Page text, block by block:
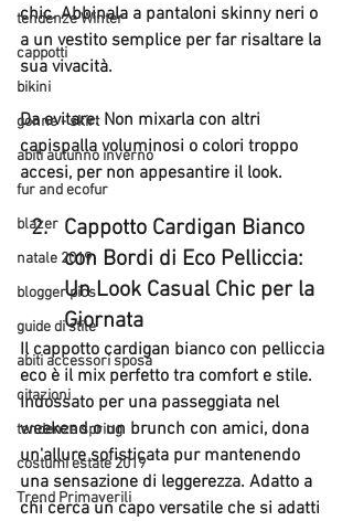
tendenze Winter
cappotti
bikini
gonne - skirt
abiti autunno inverno
fur and ecofur
blazer
natale 2019
blogger pics
guide di stile
abiti accessori sposa
citazioni
tendenze spring
costumi estate 2019
Trend Primaverili
chic. Abbinala a pantaloni skinny neri o
a un vestito semplice per far risaltare la
sua vivacità.
Da evitare: Non mixarla con altri
capispalla voluminosi o colori troppo
accesi, per non appesantire il look.
Cappotto Cardigan Bianco
con Bordi di Eco Pelliccia:
Un Look Casual Chic per la
Giornata
Il cappotto cardigan bianco con pelliccia
eco è il mix perfetto tra comfort e stile.
Indossato per una passeggiata nel
weekend o un brunch con amici, dona
un'allure sofisticata pur mantenendo
una sensazione di leggerezza. Adatto a
chi cerca un capo versatile che si adatti